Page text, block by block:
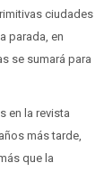
ciudades
parada, en
se sumará para
en la revista
más tarde,
que la